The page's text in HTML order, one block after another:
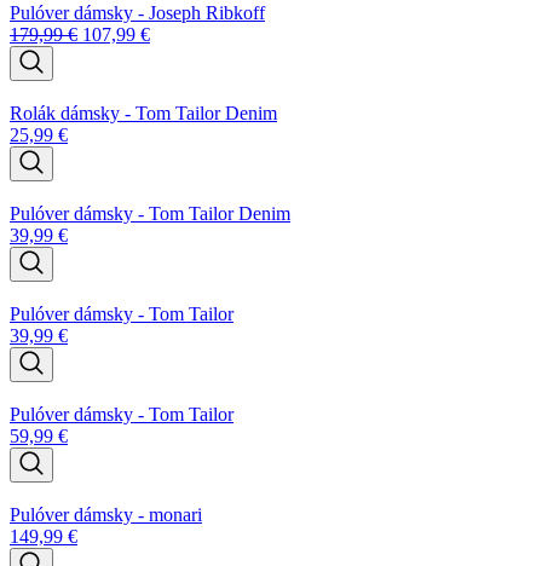
Pulóver dámsky - Joseph Ribkoff
179,99€ 107,99 €
Rolák dámsky - Tom Tailor Denim
25,99 €
Pulóver dámsky - Tom Tailor Denim
39,99 €
Pulóver dámsky - Tom Tailor
39,99 €
Pulóver dámsky - Tom Tailor
59,99 €
Pulóver dámsky - monari
149,99 €